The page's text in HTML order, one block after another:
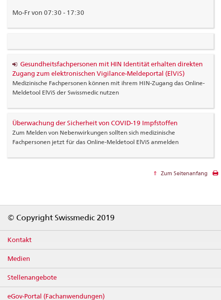
Mo-Fr von 07:30 - 17:30
Gesundheitsfachpersonen mit HIN Identität erhalten direkten
Zugang zum elektronischen Vigilance-Meldeportal (ElViS)
Medizinische Fachpersonen können mit ihrem HIN-Zugang das Online-
Meldetool ElViS der Swissmedic nutzen
Überwachung der Sicherheit von COVID-19 Impfstoffen
Zum Melden von Nebenwirkungen sollten sich medizinische
Fachpersonen jetzt für das Online-Meldetool ElViS anmelden
Zum Seitenanfang
© Copyright Swissmedic 2019
Kontakt
Medien
Stellenangebote
eGov-Portal (Fachanwendungen)